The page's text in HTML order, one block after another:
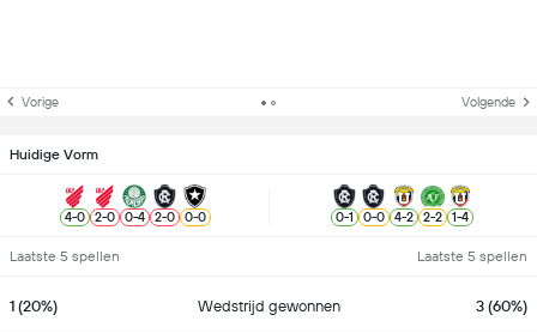
Vorige Volgende
Huidige Vorm
4-0 2-0 0-4 2-0 0-0 0-1 0-0 4-2 2-2 1-4
Laatste 5 spellen Laatste 5 spellen
1 (20%) Wedstrijd gewonnen 3 (60%)